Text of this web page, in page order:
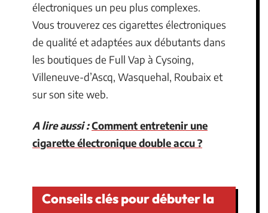
électroniques un peu plus complexes.
Vous trouverez ces cigarettes électroniques
de qualité et adaptées aux débutants dans
les boutiques de Full Vap à Cysoing,
Villeneuve-d’Ascq, Wasquehal, Roubaix et
sur son site web.
A lire aussi :Comment entretenir une
cigarette électronique double accu ?
Conseils clés pour débuter la